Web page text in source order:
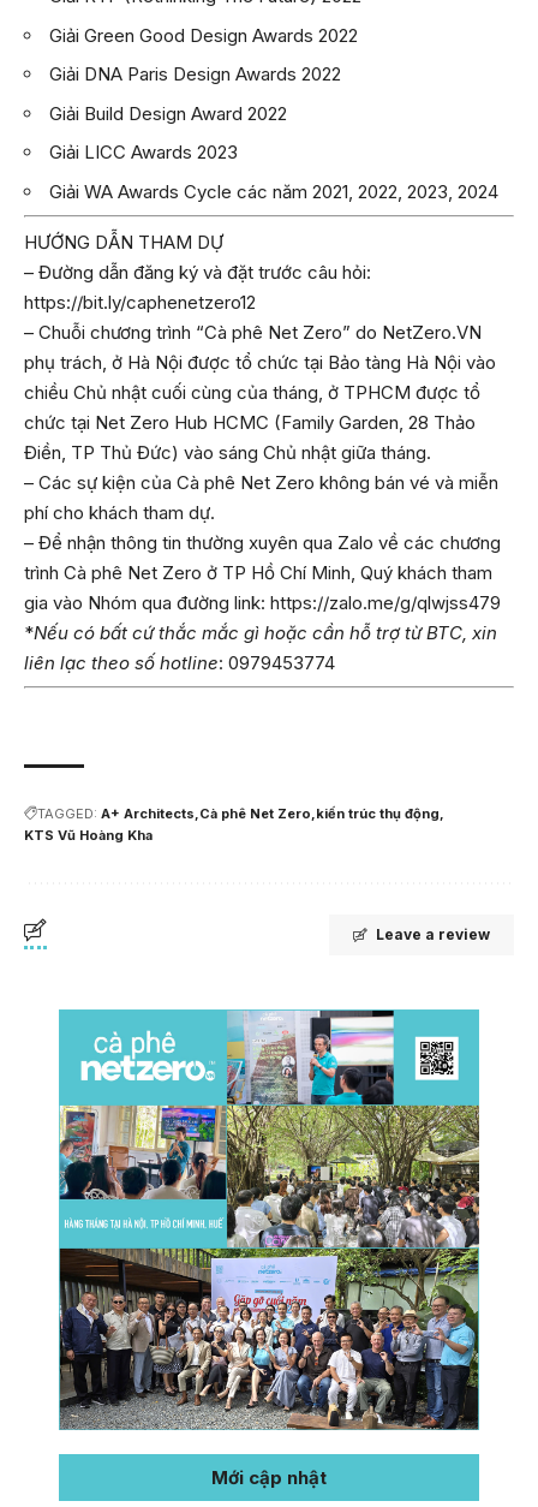
Giải Green Good Design Awards 2022
Giải DNA Paris Design Awards 2022
Giải Build Design Award 2022
Giải LICC Awards 2023
Giải WA Awards Cycle các năm 2021, 2022, 2023, 2024
HƯỚNG DẪN THAM DỰ
– Đường dẫn đăng ký và đặt trước câu hỏi:
https://bit.ly/caphenetzero12
– Chuỗi chương trình “Cà phê Net Zero” do NetZero.VN
phụ trách, ở Hà Nội được tổ chức tại Bảo tàng Hà Nội vào
chiều Chủ nhật cuối cùng của tháng, ở TPHCM được tổ
chức tại Net Zero Hub HCMC (Family Garden, 28 Thảo
Điền, TP Thủ Đức) vào sáng Chủ nhật giữa tháng.
– Các sự kiện của Cà phê Net Zero không bán vé và miễn
phí cho khách tham dự.
– Để nhận thông tin thường xuyên qua Zalo về các chương
trình Cà phê Net Zero ở TP Hồ Chí Minh, Quý khách tham
gia vào Nhóm qua đường link: https://zalo.me/g/qlwjss479
*Nếu có bất cứ thắc mắc gì hoặc cần hỗ trợ từ BTC, xin
liên lạc theo số hotline: 0979453774
TAGGED: A+ Architects Cà phê Net Zero kiến trúc thụ động
KTS Vũ Hoàng Kha
Leave a review
Mới cập nhật